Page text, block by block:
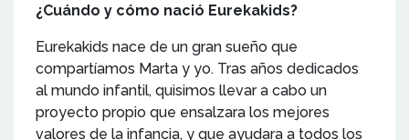
¿Cuándo y cómo nació Eurekakids?
Eurekakids nace de un gran sueño que
compartíamos Marta y yo. Tras años dedicados
al mundo infantil, quisimos llevar a cabo un
proyecto propio que ensalzara los mejores
valores de la infancia, y que ayudara a todos los